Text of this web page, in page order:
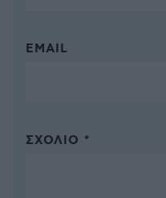
EMAIL
ΣΧΌΛΙΟ *